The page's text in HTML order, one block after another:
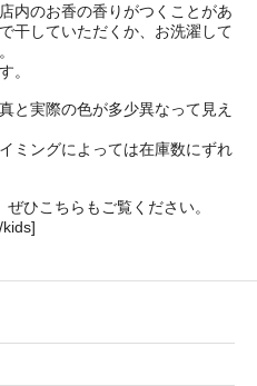
内のお香の香りがつくことがあ
干していただくか、お洗濯して
。
と実際の色が多少異なって見え
ミングによっては在庫数にずれ
ひこちらもご覧ください。
kids]